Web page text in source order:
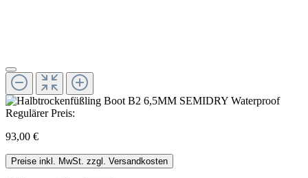
Regulärer Preis:
93,00 €
Preise inkl. MwSt. zzgl. Versandkosten